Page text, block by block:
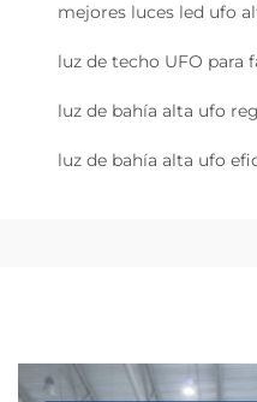
mejores luces led ufo
luz de techo UFO para
luz de bahía alta ufo
luz de bahía alta ufo